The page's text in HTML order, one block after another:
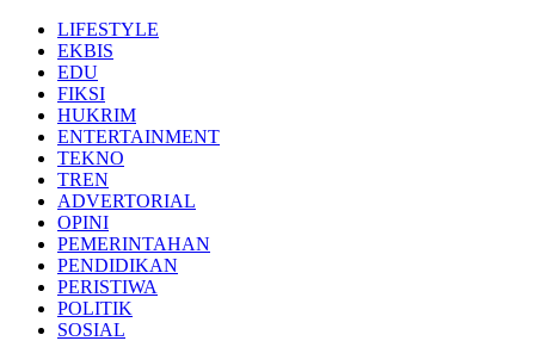
LIFESTYLE
EKBIS
EDU
FIKSI
HUKRIM
ENTERTAINMENT
TEKNO
TREN
ADVERTORIAL
OPINI
PEMERINTAHAN
PENDIDIKAN
PERISTIWA
POLITIK
SOSIAL